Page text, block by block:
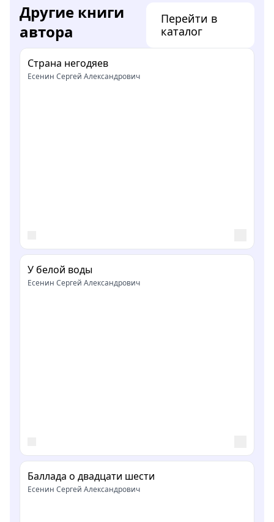
Другие книги
автора
Перейти в
каталог
Страна негодяев
Есенин Сергей Александрович
У белой воды
Есенин Сергей Александрович
Баллада о двадцати шести
Есенин Сергей Александрович